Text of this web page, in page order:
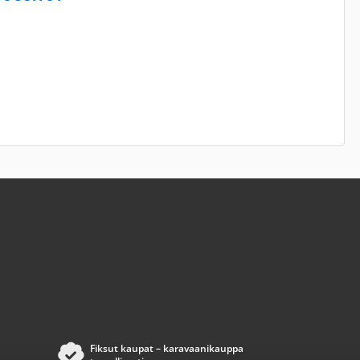
Fiksut kaupat – karavaanikauppa